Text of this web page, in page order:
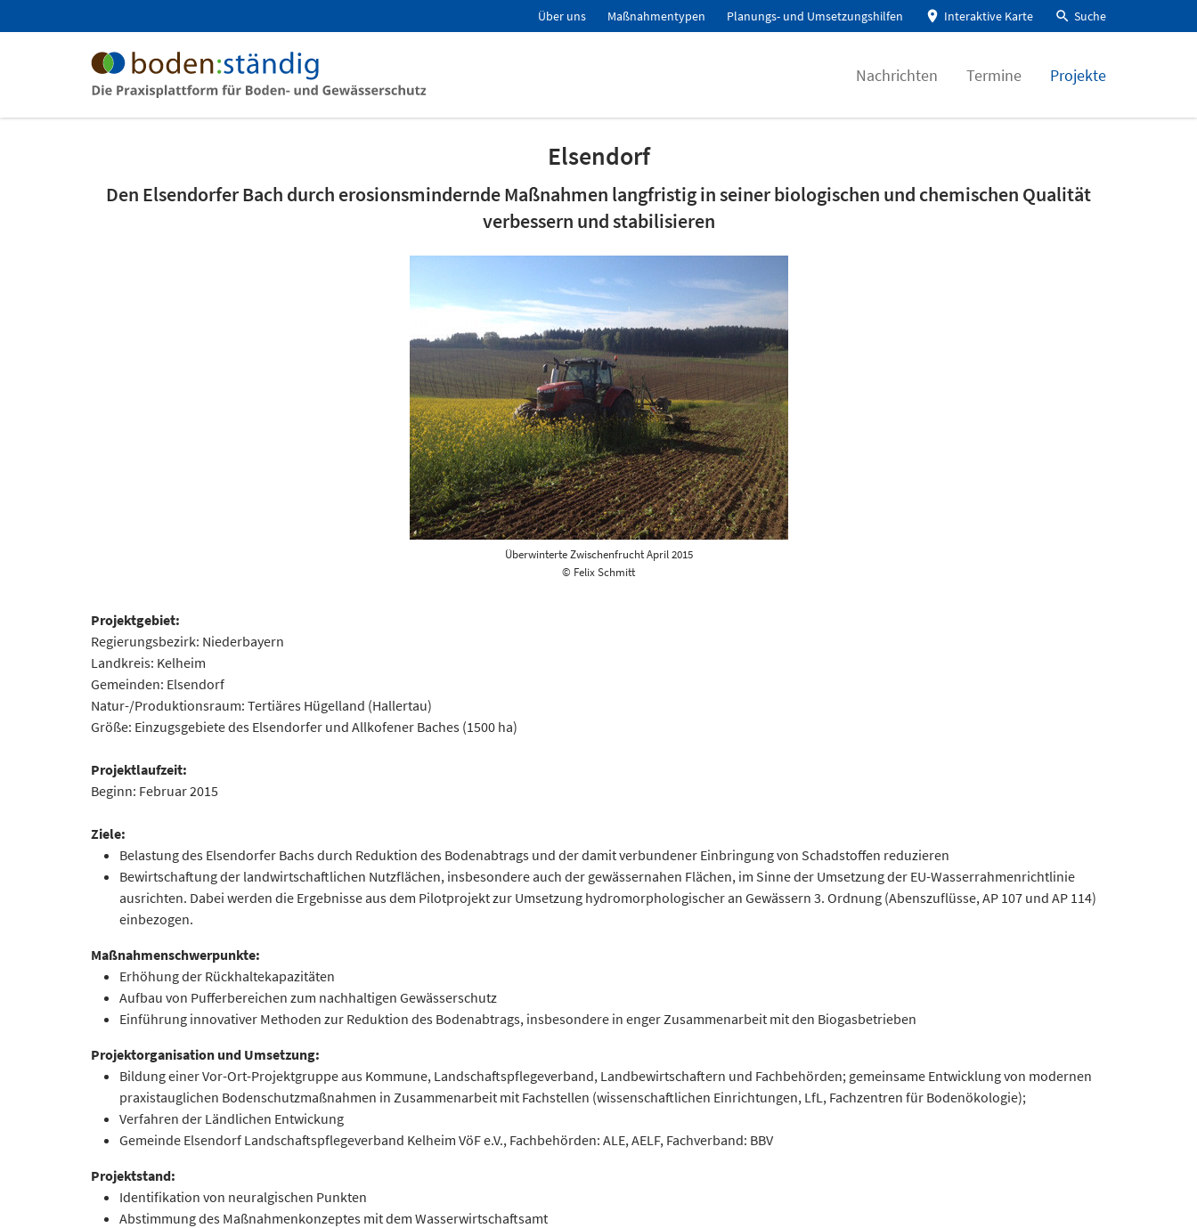
Über uns Maßnahmentypen Planungs- und Umsetzungshilfen Interaktive Karte Suche
Nachrichten Termine Projekte
Elsendorf
Den Elsendorfer Bach durch erosionsmindernde Maßnahmen langfristig in seiner biologischen und chemischen Qualität
verbessern und stabilisieren
Überwinterte Zwischenfrucht April 2015
© Felix Schmitt
Projektgebiet:
Regierungsbezirk: Niederbayern
Landkreis: Kelheim
Gemeinden: Elsendorf
Natur-/Produktionsraum: Tertiäres Hügelland (Hallertau)
Größe: Einzugsgebiete des Elsendorfer und Allkofener Baches (1500 ha)
Projektlaufzeit:
Beginn: Februar 2015
Ziele:
Belastung des Elsendorfer Bachs durch Reduktion des Bodenabtrags und der damit verbundener Einbringung von Schadstoffen reduzieren
Bewirtschaftung der landwirtschaftlichen Nutzflächen, insbesondere auch der gewässernahen Flächen, im Sinne der Umsetzung der EU-Wasserrahmenrichtlinie
ausrichten. Dabei werden die Ergebnisse aus dem Pilotprojekt zur Umsetzung hydromorphologischer an Gewässern 3. Ordnung (Abenszuflüsse, AP 107 und AP 114)
einbezogen.
Maßnahmenschwerpunkte:
Erhöhung der Rückhaltekapazitäten
Aufbau von Pufferbereichen zum nachhaltigen Gewässerschutz
Einführung innovativer Methoden zur Reduktion des Bodenabtrags, insbesondere in enger Zusammenarbeit mit den Biogasbetrieben
Projektorganisation und Umsetzung:
Bildung einer Vor-Ort-Projektgruppe aus Kommune, Landschaftspflegeverband, Landbewirtschaftern und Fachbehörden; gemeinsame Entwicklung von modernen
praxistauglichen Bodenschutzmaßnahmen in Zusammenarbeit mit Fachstellen (wissenschaftlichen Einrichtungen, LfL, Fachzentren für Bodenökologie);
Verfahren der Ländlichen Entwickung
Gemeinde Elsendorf Landschaftspflegeverband Kelheim VöF e.V., Fachbehörden: ALE, AELF, Fachverband: BBV
Projektstand:
Identifikation von neuralgischen Punkten
Abstimmung des Maßnahmenkonzeptes mit dem Wasserwirtschaftsamt